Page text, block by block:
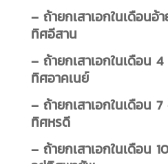
– ถ้ายกเสาเอกในเดือนอ้
ทิศอีสาน
– ถ้ายกเสาเอกในเดือน
ทิศอาคเนย์
– ถ้ายกเสาเอกในเดือน
ทิศหรดี
– ถ้ายกเสาเอกในเดือน